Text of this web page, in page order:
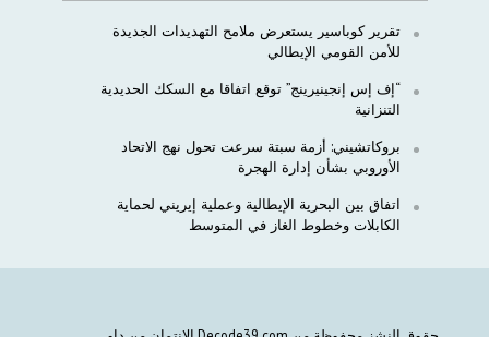
تقرير كوباسير يستعرض ملامح التهديدات الجديدة
للأمن القومي الإيطالي
“إف إس إنجينيرينج” توقع اتفاقا مع السكك الحديدية
التنزانية
بروكاتشيني: أزمة سبتة سرعت تحول نهج الاتحاد
الأوروبي بشأن إدارة الهجرة
اتفاق بين البحرية الإيطالية وعملية إيريني لحماية
الكابلات وخطوط الغاز في المتوسط